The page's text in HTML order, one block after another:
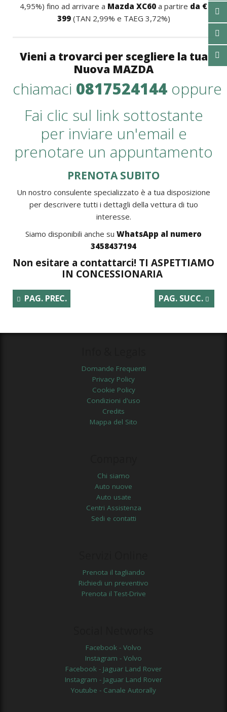
4,95%) fino ad arrivare a Mazda XC60 a partire da €
399(TAN 2,99% e TAEG 3,72%)
Vieni a trovarci per scegliere la tua
Nuova MAZDA
chiamaci 0817524144 oppure
Fai clic sul link sottostante
per inviare un'email e
prenotare un appuntamento
PRENOTA SUBITO
Un nostro consulente specializzato è a tua disposizione
per descrivere tutti i dettagli della vettura di tuo
interesse.
Siamo disponibili anche su WhatsApp al numero
3458437194
Non esitare a contattarci! TI ASPETTIAMO
IN CONCESSIONARIA
PAG. PREC. PAG. SUCC.
Domande Frequenti
Privacy Policy
Cookie Policy
Condizioni d'uso
Credits
Mappa del Sito
Chi siamo
Auto nuove
Auto usate
Centri Assistenza
Sedi e contatti
Prenota il tagliando
Richiedi un preventivo
Prenota il Test-Drive
Facebook - Volvo
Instagram - Volvo
Facebook - Jaguar Land Rover
Instagram - Jaguar Land Rover
Youtube - Canale Autorally